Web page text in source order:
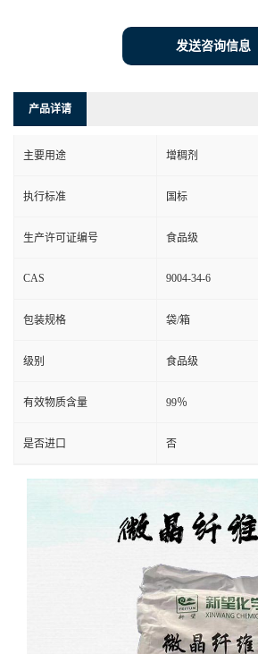
发送咨询信息
产品详请
主要用途 增稠剂
执行标准 国标
生产许可证编号 食品级
CAS 9004-34-6
包装规格 袋/箱
级别 食品级
有效物质含量 99％
是否进口 否